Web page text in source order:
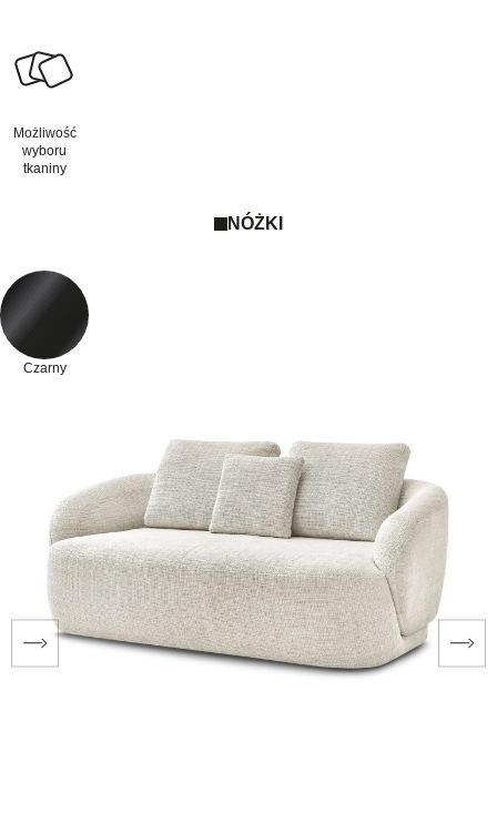
Możliwość
wyboru
tkaniny
NÓŻKI
Czarny